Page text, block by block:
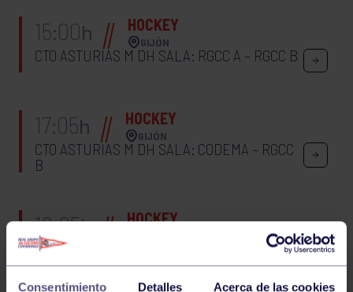
Consentimiento Detalles Acerca de las cookies
15:00h HOCKEY
GIJÓN
CTO ASTURIAS M DH SALA: RGCC A – RGCC B
17:05h HOCKEY
GIJÓN
CTO ASTURIAS M DH SALA: CODEMA – RGCC
B
19:05h HOCKEY
CTO ASTURIAS M DH SALA: RGCC A –
CODEMA